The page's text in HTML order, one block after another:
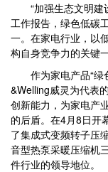
“加强生态文明建
工作报告，绿色低碳
一。在家电行业，以
构自身竞争力的关键一
作为家电产品“绿
&Welling威灵为代表
创新能力，为家电产
的后盾。在4月8日开
了集成式变频转子压
音型热泵采暖压缩机
件行业的领导地位。